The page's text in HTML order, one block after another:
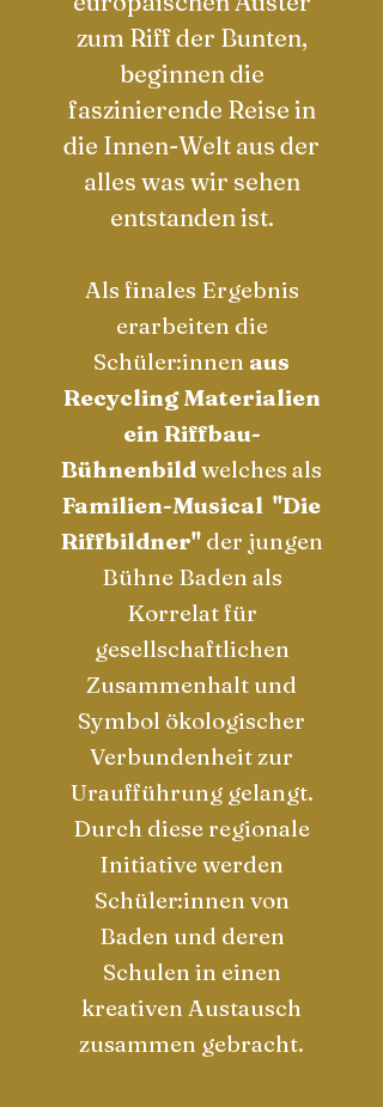
zum Riff der Bunten,
beginnen die
faszinierende Reise in
die Innen-Welt aus der
alles was wir sehen
entstanden ist.
Als finales Ergebnis
erarbeiten die
Schüler:innen aus
Recycling Materialien
ein Riffbau-
Bühnenbildwelches als
Familien-Musical "Die
Riffbildner" der jungen
Bühne Baden als
Korrelat für
gesellschaftlichen
Zusammenhalt und
Symbol ökologischer
Verbundenheit zur
Uraufführung gelangt.
Durch diese regionale
Initiative werden
Schüler:innen von
Baden und deren
Schulen in einen
kreativen Austausch
zusammen gebracht.